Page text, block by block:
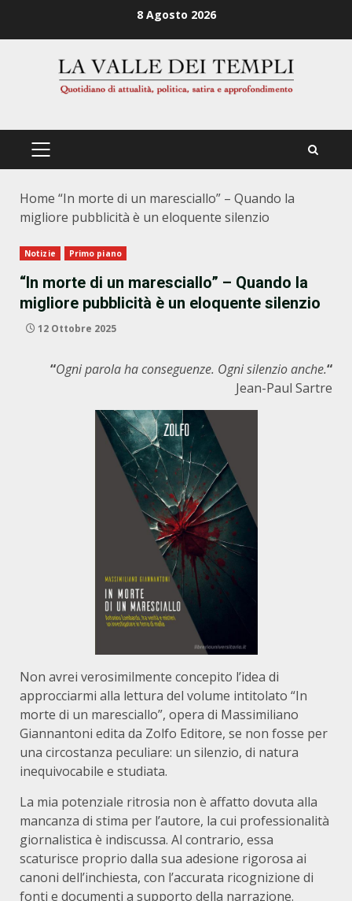
8 Agosto 2026
PRIMÄRES
Home “In morte di un maresciallo” – Quando la
migliore pubblicità è un eloquente silenzio
Notizie Primo piano
“In morte di un maresciallo” – Quando la
migliore pubblicità è un eloquente silenzio
12 Ottobre 2025
“Ogni parola ha conseguenze. Ogni silenzio anche.“
Jean-Paul Sartre
Non avrei verosimilmente concepito l’idea di
approcciarmi alla lettura del volume intitolato “In
morte di un maresciallo”, opera di Massimiliano
Giannantoni edita da Zolfo Editore, se non fosse per
una circostanza peculiare: un silenzio, di natura
inequivocabile e studiata.
La mia potenziale ritrosia non è affatto dovuta alla
mancanza di stima per l’autore, la cui professionalità
giornalistica è indiscussa. Al contrario, essa
scaturisce proprio dalla sua adesione rigorosa ai
canoni dell’inchiesta, con l’accurata ricognizione di
fonti e documenti a supporto della narrazione.